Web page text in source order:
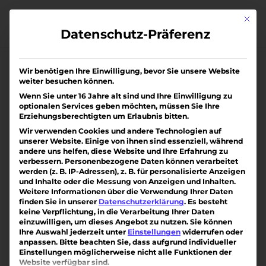
Eigentumswohnung in Kirchzarten
*VERKAUFT
Mit
Datenschutz-Präferenz
Wir benötigen Ihre Einwilligung, bevor Sie unsere Website
weiter besuchen können.
Wenn Sie unter 16 Jahre alt sind und Ihre Einwilligung zu
optionalen Services geben möchten, müssen Sie Ihre
Erziehungsberechtigten um Erlaubnis bitten.
Wir verwenden Cookies und andere Technologien auf
unserer Website. Einige von ihnen sind essenziell, während
andere uns helfen, diese Website und Ihre Erfahrung zu
verbessern. Personenbezogene Daten können verarbeitet
werden (z. B. IP-Adressen), z. B. für personalisierte Anzeigen
und Inhalte oder die Messung von Anzeigen und Inhalten.
Weitere Informationen über die Verwendung Ihrer Daten
finden Sie in unserer Datenschutzerklärung. Es besteht
keine Verpflichtung, in die Verarbeitung Ihrer Daten
einzuwilligen, um dieses Angebot zu nutzen. Sie können
Ihre Auswahl jederzeit unter Einstellungen widerrufen oder
anpassen. Bitte beachten Sie, dass aufgrund individueller
Einstellungen möglicherweise nicht alle Funktionen der
Website verfügbar sind.